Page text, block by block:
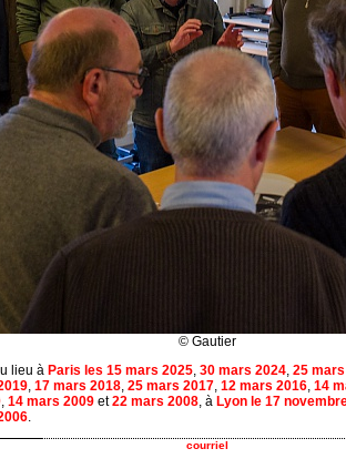
© Gautier
lieu à Paris les 15 mars 2025, 30 mars 2024, 25
, 17 mars 2018, 25 mars 2017, 12 mars 2016, 14
, 14 mars 2009 et22 mars 2008, à Lyon le 17
.
courriel